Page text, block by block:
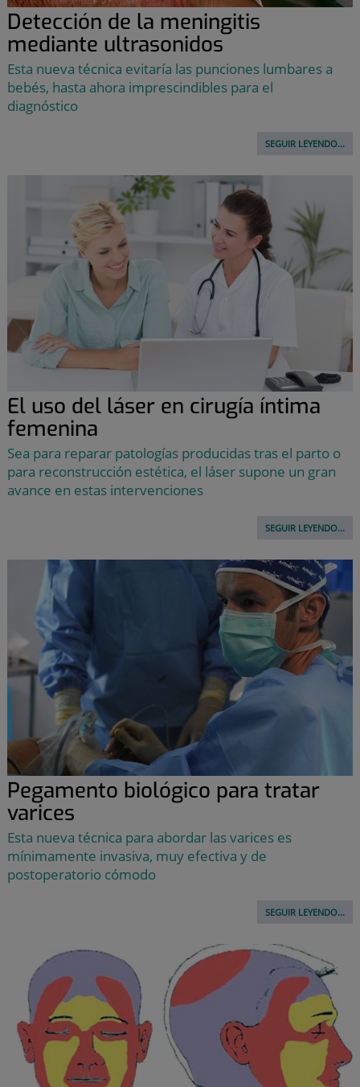
Detección de la meningitis
mediante ultrasonidos
Esta nueva técnica evitaría las punciones lumbares a
bebés, hasta ahora imprescindibles para el
diagnóstico
SEGUIR LEYENDO...
El uso del láser en cirugía íntima
femenina
Sea para reparar patologías producidas tras el parto o
para reconstrucción estética, el láser supone un gran
avance en estas intervenciones
SEGUIR LEYENDO...
Pegamento biológico para tratar
varices
Esta nueva técnica para abordar las varices es
mínimamente invasiva, muy efectiva y de
postoperatorio cómodo
SEGUIR LEYENDO...